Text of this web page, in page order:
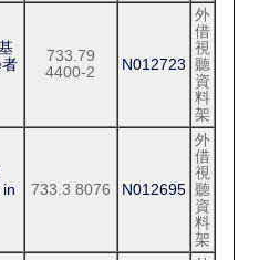
733.79
4400-2
N012723
外
借
視
聽
資
料
架
733.3 8076 N012695
外
借
視
聽
資
料
架